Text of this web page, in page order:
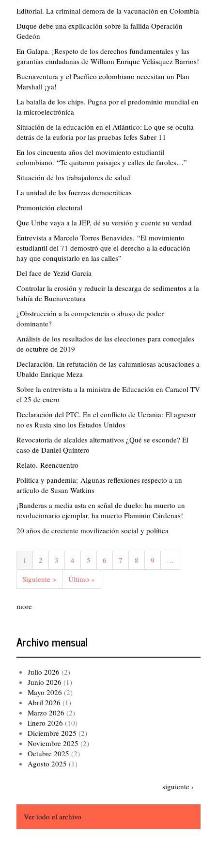
Editorial. La criminal demora de la vacunación en Colombia
Duque debe una explicación sobre la fallida Operación
Gedeón
En Galapa. ¡Respeto de los derechos fundamentales y las
garantías ciudadanas de William Enrique Velásquez Barrios!
Buenaventura y el Pacífico colombiano necesitan un Plan
Marshall ¡ya!
La batalla de los chips. Pugna por el predominio mundial en
la microelectrónica
Situación de la educación en el Atlántico: Lo que se oculta
detrás de la euforia por las pruebas Icfes Saber 11
En los cincuenta años del movimiento estudiantil
colombiano. “Te quitaron paisajes y calles de faroles…”
Situación de los trabajadores de salud
La unidad de las fuerzas democráticas
Premonición electoral
Que Uribe vaya a la JEP, dé su versión y cuente su verdad
Entrevista a Marcelo Torres Benavides. “El movimiento
estudiantil del 71 demostró que el derecho a la educación
hay que conquistarlo en las calles”
Del face de Yezid García
Controlar la erosión y reducir la descarga de sedimentos a la
bahía de Buenaventura
¿Obstrucción a la competencia o abuso de poder
dominante?
Análisis de los resultados de las elecciones para concejales
de octubre de 2019
Declaración. En refutación de las calumniosas acusaciones a
Ubaldo Enrique Meza
Sobre la entrevista a la ministra de Educación en Caracol TV
el 25 de enero
Declaración del PTC. En el conflicto de Ucrania: El agresor
no es Rusia sino los Estados Unidos
Revocatoria de alcaldes alternativos ¿Qué se esconde? El
caso de Daniel Quintero
Relato. Reencuentro
Política y pandemia: Algunas reflexiones respecto a un
artículo de Susan Watkins
¡Banderas a media asta en señal de duelo: ha muerto un
revolucionario ejemplar, ha muerto Flaminio Cárdenas!
20 años de creciente movilización social y política
Paginación
Página
actual
1 Página
2 Página
3 Página
4 Página
5 Página
6 Página
7 Página
8 Página
9
…
Siguiente
página
Siguiente >
Última
página
Último »
more
Archivo mensual
Julio 2026 (2)
Junio 2026 (1)
Mayo 2026 (2)
Abril 2026 (1)
Marzo 2026 (2)
Enero 2026 (10)
Diciembre 2025 (2)
Noviembre 2025 (2)
Octubre 2025 (2)
Agosto 2025 (1)
Siguiente
siguiente ›
Ver todo el archivo